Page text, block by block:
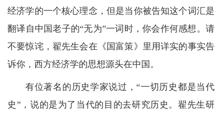
经济学的一个核心理念，但是当你被告知这个词汇是
翻译自中国老子的“无为”一词时，你会作何感想。请
不要惊诧，翟先生会在《国富策》里用详实的事实告
诉你，西方经济学的思想源头在中国。
有位著名的历史学家说过，“一切历史都是当代
史”，说的是为了当代的目的去研究历史。翟先生研